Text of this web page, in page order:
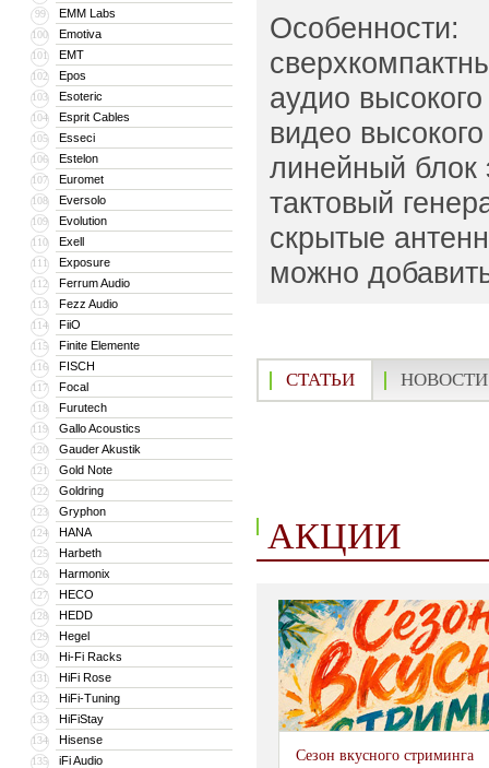
99 EMM Labs
100 Emotiva
101 EMT
102 Epos
103 Esoteric
104 Esprit Cables
105 Esseci
106 Estelon
107 Euromet
108 Eversolo
109 Evolution
110 Exell
111 Exposure
112 Ferrum Audio
113 Fezz Audio
114 FiiO
115 Finite Elemente
116 FISCH
117 Focal
118 Furutech
119 Gallo Acoustics
120 Gauder Akustik
121 Gold Note
122 Goldring
123 Gryphon
124 HANA
125 Harbeth
126 Harmonix
127 HECO
128 HEDD
129 Hegel
130 Hi-Fi Racks
131 HiFi Rose
132 HiFi-Tuning
133 HiFiStay
134 Hisense
135 iFi Audio
Особенности:
аудио
видео
линейный блок
тактовый
скрытые
можно
СТАТЬИ НОВОСТИ
АКЦИИ
Сезон вкусного стриминга